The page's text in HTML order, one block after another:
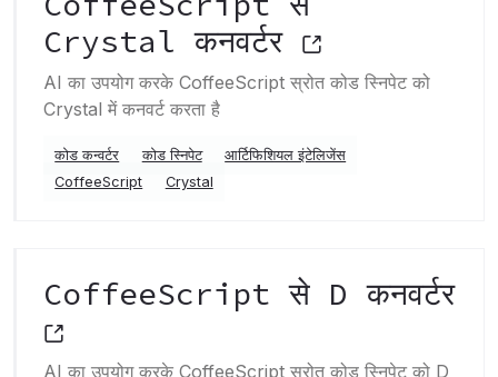
Crystal कनवर्टर
AI का उपयोग करके CoffeeScript स्रोत कोड स्निपेट को
Crystal में कनवर्ट करता है
कोड कन्वर्टर कोड स्निपेट
आर्टिफिशियल इंटेलिजेंस
CoffeeScript
Crystal
CoffeeScript से D कनवर्टर
AI का उपयोग करके CoffeeScript स्रोत कोड स्निपेट को D